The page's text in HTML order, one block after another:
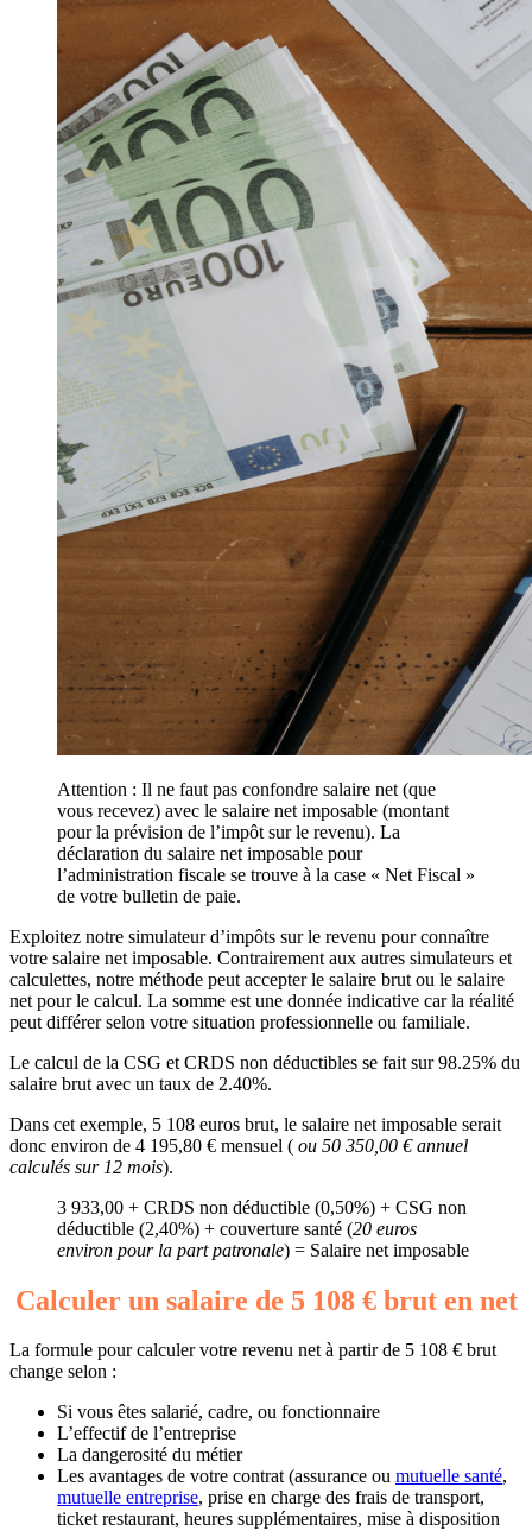
Attention : Il ne faut pas confondre salaire net (que
vous recevez) avec le salaire net imposable (montant
pour la prévision de l’impôt sur le revenu). La
déclaration du salaire net imposable pour
l’administration fiscale se trouve à la case « Net Fiscal »
de votre bulletin de paie.
Exploitez notre simulateur d’impôts sur le revenu pour connaître
votre salaire net imposable. Contrairement aux autres simulateurs et
calculettes, notre méthode peut accepter le salaire brut ou le salaire
net pour le calcul. La somme est une donnée indicative car la réalité
peut différer selon votre situation professionnelle ou familiale.
Le calcul de la CSG et CRDS non déductibles se fait sur 98.25% du
salaire brut avec un taux de 2.40%.
Dans cet exemple, 5 108 euros brut, le salaire net imposable serait
donc environ de 4 195,80 € mensuel ( ou 50 350,00 € annuel
calculés sur 12 mois).
3 933,00 + CRDS non déductible (0,50%) + CSG non
déductible (2,40%) + couverture santé (20 euros
environ pour la part patronale) = Salaire net imposable
Calculer un salaire de 5 108 € brut en net
La formule pour calculer votre revenu net à partir de 5 108 € brut
change selon :
Si vous êtes salarié, cadre, ou fonctionnaire
L’effectif de l’entreprise
La dangerosité du métier
Les avantages de votre contrat (assurance ou mutuelle santé,
mutuelle entreprise, prise en charge des frais de transport,
ticket restaurant, heures supplémentaires, mise à disposition